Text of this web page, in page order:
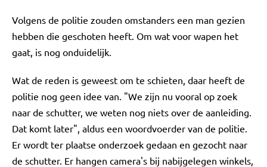
Volgens de politie zouden omstanders een man gezien
hebben die geschoten heeft. Om wat voor wapen het
gaat, is nog onduidelijk.
Wat de reden is geweest om te schieten, daar heeft de
politie nog geen idee van. "We zijn nu vooral op zoek
naar de schutter, we weten nog niets over de aanleiding.
Dat komt later", aldus een woordvoerder van de politie.
Er wordt ter plaatse onderzoek gedaan en gezocht naar
de schutter. Er hangen camera's bij nabijgelegen winkels,